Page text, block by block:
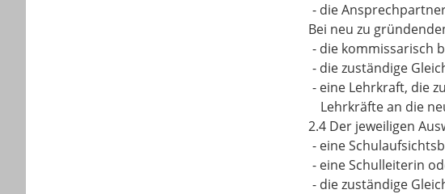
- die
Bei neu zu
- die kommissarisch
- die zuständige
- eine Lehrkraft, die
Lehrkräfte an die
2.4 Der jeweiligen
- eine
- eine Schulleiterin
- die zuständige